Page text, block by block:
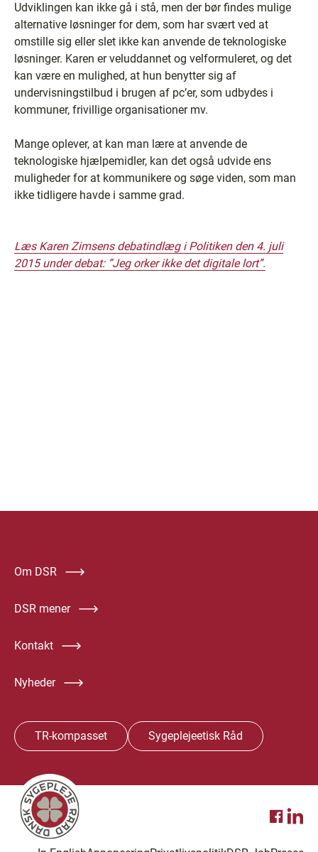
Udviklingen kan ikke gå i stå, men der bør findes mulige
alternative løsninger for dem, som har svært ved at
omstille sig eller slet ikke kan anvende de teknologiske
løsninger. Karen er veluddannet og velformuleret, og det
kan være en mulighed, at hun benytter sig af
undervisningstilbud i brugen af pc’er, som udbydes i
kommuner, frivillige organisationer mv.
Mange oplever, at kan man lære at anvende de
teknologiske hjælpemidler, kan det også udvide ens
muligheder for at kommunikere og søge viden, som man
ikke tidligere havde i samme grad.
Læs Karen Zimsens debatindlæg i Politiken den 4. juli
2015 under debat: ”Jeg orker ikke det digitale lort”.
Om DSR
DSR mener
Kontakt
Nyheder
TR-kompasset Sygeplejeetisk Råd